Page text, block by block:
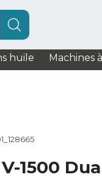
huile Machines
1500